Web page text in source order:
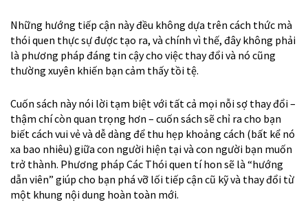
Những hướng tiếp cận này đều không dựa trên cách thức mà
thói quen thực sự được tạo ra, và chính vì thế, đây không phải
là phương pháp đáng tin cậy cho việc thay đổi và nó cũng
thường xuyên khiến bạn cảm thấy tồi tệ.
Cuốn sách này nói lời tạm biệt với tất cả mọi nỗi sợ thay đổi –
thậm chí còn quan trọng hơn – cuốn sách sẽ chỉ ra cho bạn
biết cách vui vẻ và dễ dàng để thu hẹp khoảng cách (bất kể nó
xa bao nhiêu) giữa con người hiện tại và con người bạn muốn
trở thành. Phương pháp Các Thói quen tí hon sẽ là “hướng
dẫn viên” giúp cho bạn phá vỡ lối tiếp cận cũ kỹ và thay đổi từ
một khung nội dung hoàn toàn mới.